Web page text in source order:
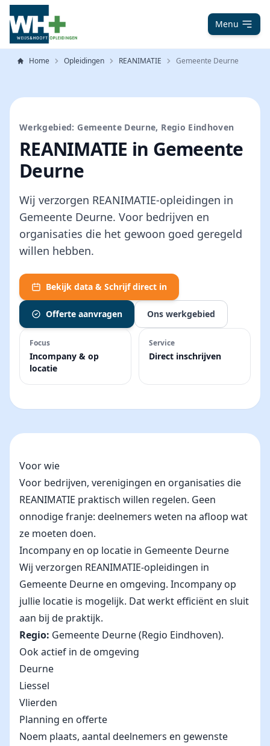
Menu
Home Opleidingen REANIMATIE Gemeente Deurne
Werkgebied: Gemeente Deurne, Regio Eindhoven
REANIMATIE in Gemeente
Deurne
Wij verzorgen REANIMATIE-opleidingen in
Gemeente Deurne. Voor bedrijven en
organisaties die het gewoon goed geregeld
willen hebben.
Bekijk data & Schrijf direct in
Offerte aanvragen Ons werkgebied
Focus
Incompany & op
locatie
Service
Direct inschrijven
Voor wie
Voor bedrijven, verenigingen en organisaties die
REANIMATIE praktisch willen regelen. Geen
onnodige franje: deelnemers weten na afloop wat
ze moeten doen.
Incompany en op locatie in Gemeente Deurne
Wij verzorgen REANIMATIE-opleidingen in
Gemeente Deurne en omgeving. Incompany op
jullie locatie is mogelijk. Dat werkt efficiënt en sluit
aan bij de praktijk.
Regio: Gemeente Deurne (Regio Eindhoven).
Ook actief in de omgeving
Deurne
Liessel
Vlierden
Planning en offerte
Noem plaats, aantal deelnemers en gewenste